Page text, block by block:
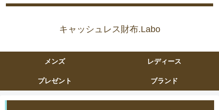
キャッシュレス財布.Labo
メンズ レディース
プレゼント ブランド